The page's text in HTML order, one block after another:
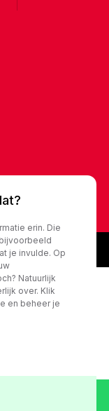
erin. Die
je invulde. Op
Natuurlijk
over. Klik
en beheer je